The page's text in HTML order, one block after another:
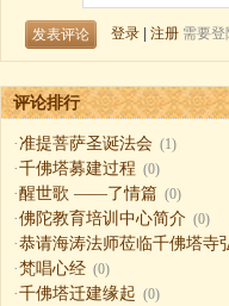
评论排行
·准提菩萨圣诞法会 (1)
·千佛塔募建过程 (0)
·醒世歌 ——了情篇 (0)
·佛陀教育培训中心简介 (0)
·恭请海涛法师莅临千佛塔寺
·梵唱心经 (0)
·千佛塔迁建缘起 (0)